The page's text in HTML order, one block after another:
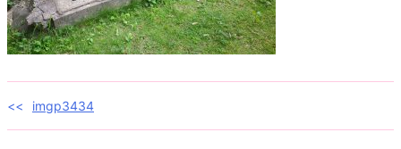
投
imgp3434